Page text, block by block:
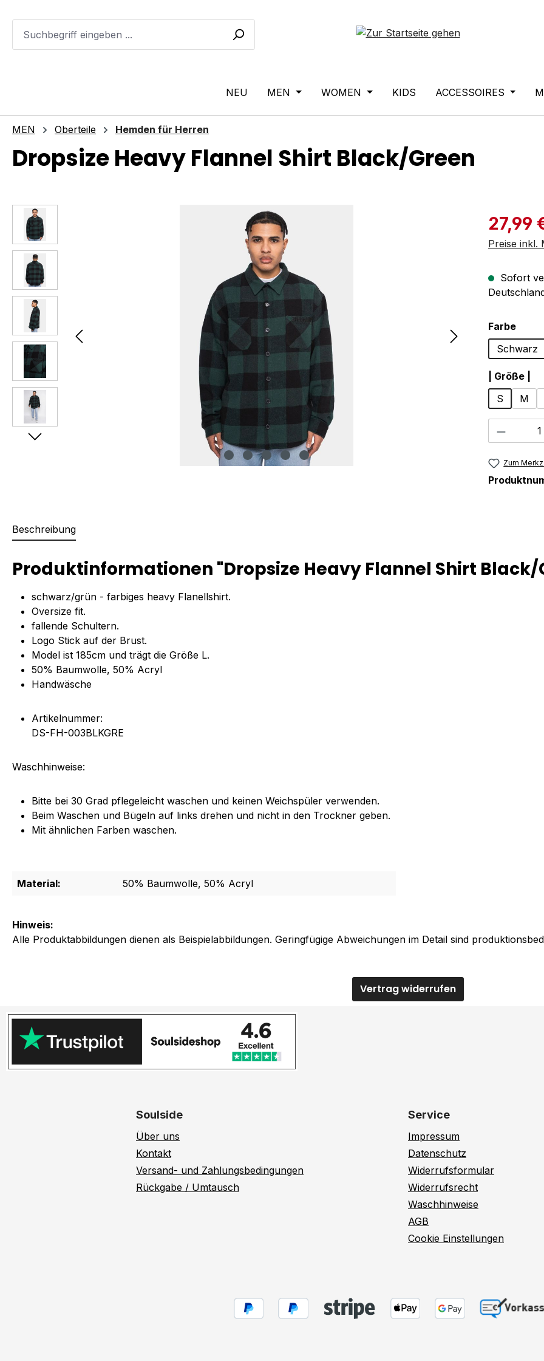
NEU MEN WOMEN KIDS ACCESSOIRES
MEN Oberteile Hemden für Herren
Hinweis:
Alle Produktabbildungen dienen als Beispielabbildungen. Geringfügige Abweichungen im Detail sind
Dropsize Heavy Flannel Shirt Black/Green
Bildergalerie überspringen
27,99
Preise inkl.
Sofort
Farbe
Schwarz
| Größe |
S
M
Zum
Beschreibung
Produktinformationen "Dropsize Heavy Flannel Shirt Black/
schwarz/grün - farbiges heavy Flanellshirt.
Oversize fit.
fallende Schultern.
Logo Stick auf der Brust.
Model ist 185cm und trägt die Größe L.
50% Baumwolle, 50% Acryl
Handwäsche
Artikelnummer:
DS-FH-003BLKGRE
Waschhinweise:
Bitte bei 30 Grad pflegeleicht waschen und keinen Weichspüler verwenden.
Beim Waschen und Bügeln auf links drehen und nicht in den Trockner geben.
Mit ähnlichen Farben waschen.
Material: 50% Baumwolle, 50% Acryl
Vertrag widerrufen
Soulside
Über uns
Kontakt
Versand- und Zahlungsbedingungen
Rückgabe / Umtausch
Service
Impressum
Datenschutz
Widerrufsformular
Widerrufsrecht
Waschhinweise
AGB
Cookie Einstellungen